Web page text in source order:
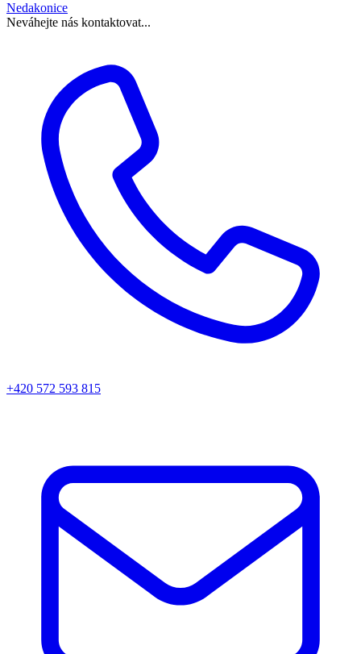
Nedakonice
Neváhejte nás kontaktovat...
+420 572 593 815